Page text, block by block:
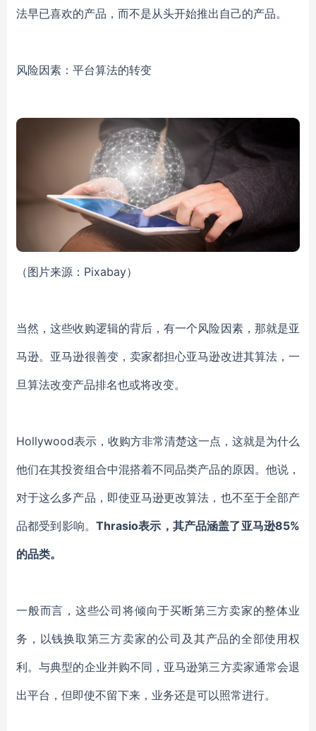
法早已喜欢的产品，而不是从头开始推出自己的产品。
风险因素：平台算法的转变
（图片来源：Pixabay）
当然，这些收购逻辑的背后，有一个风险因素，那就是亚
马逊。亚马逊很善变，卖家都担心亚马逊改进其算法，一
旦算法改变产品排名也或将改变。
Hollywood表示，收购方非常清楚这一点，这就是为什么
他们在其投资组合中混搭着不同品类产品的原因。他说，
对于这么多产品，即使亚马逊更改算法，也不至于全部产
品都受到影响。Thrasio表示，其产品涵盖了亚马逊85%
的品类。
一般而言，这些公司将倾向于买断第三方卖家的整体业
务，以钱换取第三方卖家的公司及其产品的全部使用权
利。与典型的企业并购不同，亚马逊第三方卖家通常会退
出平台，但即使不留下来，业务还是可以照常进行。